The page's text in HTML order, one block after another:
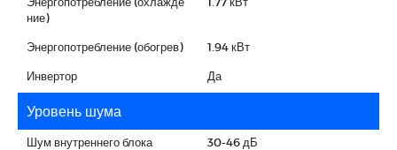
ние)
Энергопотребление (обогрев) 1.94 кВт
Инвертор Да
Уровень шума
Шум внутреннего блока 30-46 дБ